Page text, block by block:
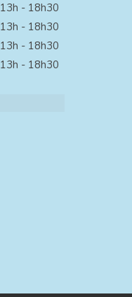
13h - 18h30
13h - 18h30
13h - 18h30
13h - 18h30